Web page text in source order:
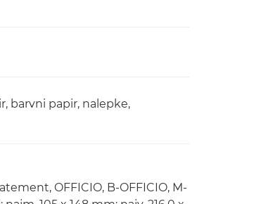
barvni papir, nalepke,
OFFICIO, B-OFFICIO, M-